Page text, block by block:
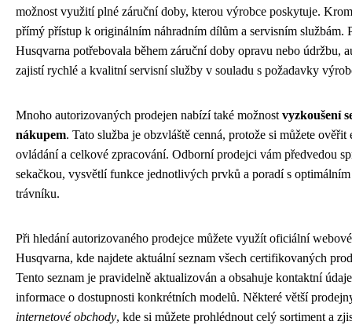
možnost využití plné záruční doby, kterou výrobce poskytuje.
přímý přístup k originálním náhradním dílům a servisním službám.
Husqvarna potřebovala během záruční doby opravu nebo údržbu,
zajistí rychlé a kvalitní servisní služby v souladu s požadavky
Mnoho autorizovaných prodejen nabízí také možnost vyzkoušení
nákupem. Tato služba je obzvláště cenná, protože si můžete
ovládání a celkové zpracování. Odborní prodejci vám předvedou
sekačkou, vysvětlí funkce jednotlivých prvků a poradí s
trávníku.
Při hledání autorizovaného prodejce můžete využít oficiální
Husqvarna, kde najdete aktuální seznam všech certifikovaných
Tento seznam je pravidelně aktualizován a obsahuje kontaktní
informace o dostupnosti konkrétních modelů. Některé větší
internetové obchody, kde si můžete prohlédnout celý sortiment a